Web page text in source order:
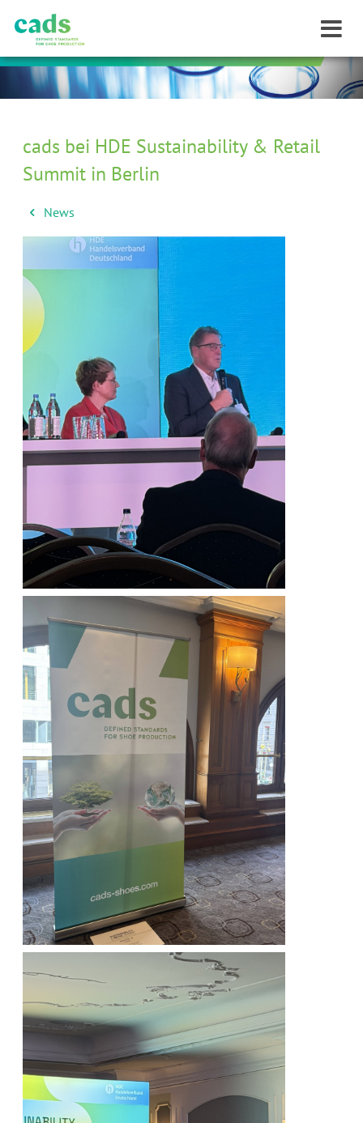
cads bei HDE Sustainability & Retail
Summit in Berlin
News